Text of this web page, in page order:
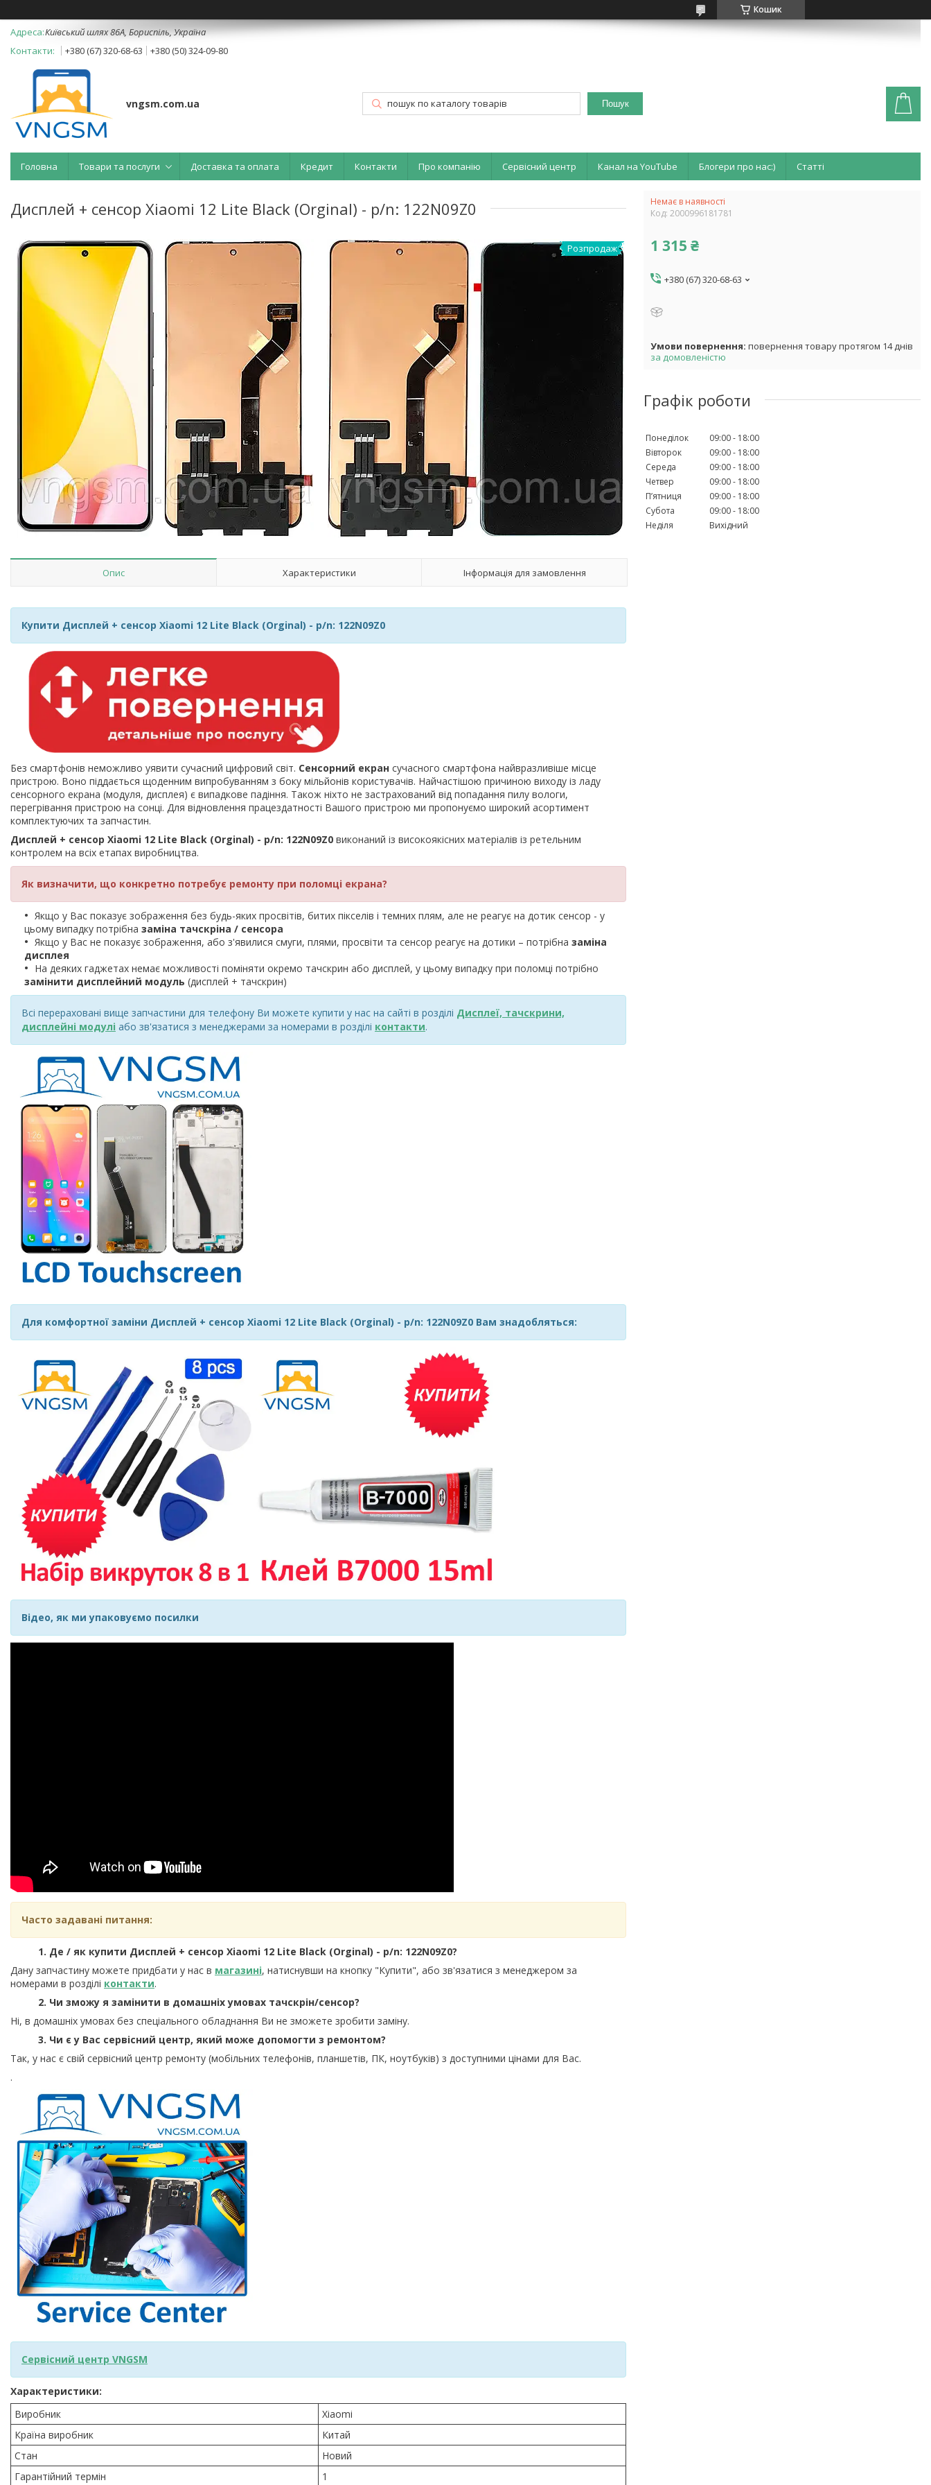
Кошик
Київський шлях 86А, Бориспіль, Україна
+380 (67) 320-68-63
+380 (50) 324-09-80
vngsm.com.ua Пошук
Головна Товари та послуги Доставка та оплата Кредит Контакти Про компанію Сервісний центр Канал на YouTube Блогери про нас:) Статті
Дисплей + сенсор Xiaomi 12 Lite Black (Orginal) - p/n: 122N09Z0
Розпродаж
Опис Характеристики Інформація для замовлення
Купити Дисплей + сенсор Xiaomi 12 Lite Black (Orginal) - p/n: 122N09Z0
Без смартфонів неможливо уявити сучасний цифровий світ. Сенсорний екран сучасного смартфона найвразливіше місце
пристрою. Воно піддається щоденним випробуванням з боку мільйонів користувачів. Найчастішою причиною виходу із ладу
сенсорного екрана (модуля, дисплея) є випадкове падіння. Також ніхто не застрахований від попадання пилу вологи,
перегрівання пристрою на сонці. Для відновлення працездатності Вашого пристрою ми пропонуємо широкий асортимент
комплектуючих та запчастин.
Дисплей + сенсор Xiaomi 12 Lite Black (Orginal) - p/n: 122N09Z0 виконаний із високоякісних матеріалів із ретельним
контролем на всіх етапах виробництва.
Як визначити, що конкретно потребує ремонту при поломці екрана?
Якщо у Вас показує зображення без будь-яких просвітів, битих пікселів і темних плям, але не реагує на дотик сенсор - у
цьому випадку потрібна заміна тачскріна / сенсора
Якщо у Вас не показує зображення, або з'явилися смуги, плями, просвіти та сенсор реагує на дотики – потрібна заміна
дисплея
На деяких гаджетах немає можливості поміняти окремо тачскрин або дисплей, у цьому випадку при поломці потрібно
замінити дисплейний модуль (дисплей + тачскрин)
Всі перераховані вище запчастини для телефону Ви можете купити у нас на сайті в розділі Дисплеї, тачскрини,
дисплейні модулі або зв'язатися з менеджерами за номерами в розділі контакти.
Для комфортної заміни Дисплей + сенсор Xiaomi 12 Lite Black (Orginal) - p/n: 122N09Z0 Вам знадобляться:
Відео, як ми упаковуємо посилки
Часто задавані питання:
1. Де / як купити Дисплей + сенсор Xiaomi 12 Lite Black (Orginal) - p/n: 122N09Z0?
Дану запчастину можете придбати у нас в магазині, натиснувши на кнопку "Купити", або зв'язатися з менеджером за
номерами в розділі контакти.
2. Чи зможу я замінити в домашніх умовах тачскрін/сенсор?
Ні, в домашніх умовах без спеціального обладнання Ви не зможете зробити заміну.
3. Чи є у Вас сервісний центр, який може допомогти з ремонтом?
Так, у нас є свій сервісний центр ремонту (мобільних телефонів, планшетів, ПК, ноутбуків) з доступними цінами для Вас.
.
Сервісний центр VNGSM
Характеристики:
Виробник
Xiaomi
Країна виробник
Китай
Стан
Новий
Гарантійний термін
1
Немає в наявності
Код: 2000996181781
1 315 ₴
+380 (67) 320-68-63
повернення товару протягом 14 днів
за домовленістю
Графік роботи
Понеділок 09:00
18:00
Вівторок
09:00
18:00
Середа
09:00
18:00
Четвер
09:00
18:00
Пʼятниця
09:00
18:00
Субота
09:00
18:00
Неділя
Вихідний